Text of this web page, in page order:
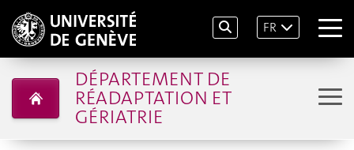
FR
DÉPARTEMENT DE
RÉADAPTATION ET
GÉRIATRIE